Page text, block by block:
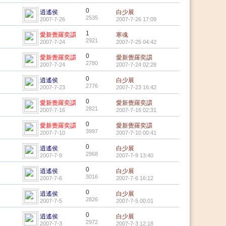
逍遙侯
2007-7-26
0
2535
白少展
2007-7-26 17:09
愛新覺羅奕譞
2007-7-24
1
2921
寒魂
2007-7-25 04:42
愛新覺羅奕譞
2007-7-24
0
2780
愛新覺羅奕譞
2007-7-24 02:28
逍遙侯
2007-7-23
0
2776
白少展
2007-7-23 16:42
愛新覺羅奕譞
2007-7-16
0
2821
愛新覺羅奕譞
2007-7-16 02:31
愛新覺羅奕譞
2007-7-10
0
3997
愛新覺羅奕譞
2007-7-10 00:41
逍遙侯
2007-7-9
0
2968
白少展
2007-7-9 13:40
逍遙侯
2007-7-6
0
3016
白少展
2007-7-6 16:12
逍遙侯
2007-7-5
0
2826
白少展
2007-7-5 00:01
逍遙侯
2007-7-3
0
2972
白少展
2007-7-3 12:18